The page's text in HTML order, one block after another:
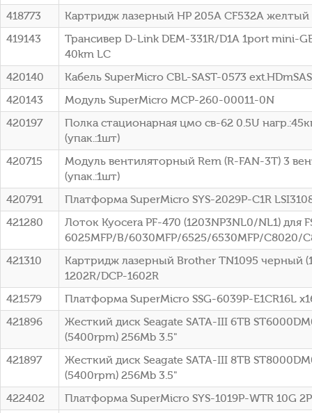
418773
Картридж лазерный HP 205A CF532A желтый
419143
Трансивер D-Link DEM-331R/D1A 1port mini-
40km LC
420140
Кабель SuperMicro CBL-SAST-0573
420143
Модуль SuperMicro MCP-260-00011-0N
420197
Полка стационарная цмо св-62 0.5U
(упак.:1шт)
420715
Модуль вентиляторный Rem (R-FAN-3T) 3
(упак.:1шт)
420791
Платформа SuperMicro SYS-2029P-C1R
421280
Лоток Kyocera PF-470 (1203NP3NL0/NL1) для
6025MFP/B/6030MFP/6525/6530MFP/C8020/
421310
Картридж лазерный Brother TN1095 черный
1202R/DCP-1602R
421579
Платформа SuperMicro SSG-6039P-E1CR16L
421896
Жесткий диск Seagate SATA-III 6TB
(5400rpm) 256Mb 3.5"
421897
Жесткий диск Seagate SATA-III 8TB
(5400rpm) 256Mb 3.5"
422402
Платформа SuperMicro SYS-1019P-WTR 10G